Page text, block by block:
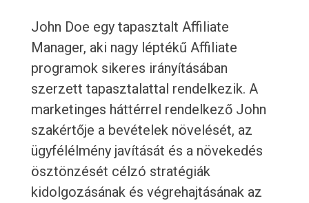
John Doe egy tapasztalt Affiliate
Manager, aki nagy léptékű Affiliate
programok sikeres irányításában
szerzett tapasztalattal rendelkezik. A
marketinges háttérrel rendelkező John
szakértője a bevételek növelését, az
ügyfélélmény javítását és a növekedés
ösztönzését célzó stratégiák
kidolgozásának és végrehajtásának az